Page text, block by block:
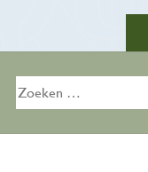
Zoeken
naar: